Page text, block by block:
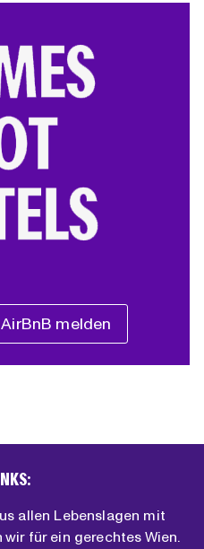
melden
allen Lebenslagen mit
für ein gerechtes Wien.